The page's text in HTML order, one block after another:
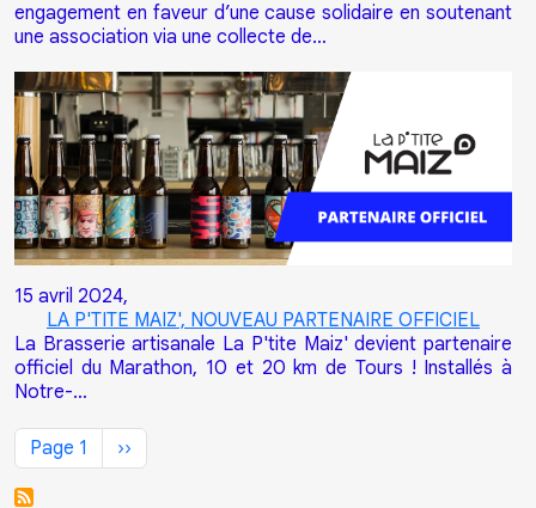
engagement en faveur d’une cause solidaire en soutenant
une association via une collecte de…
15 avril 2024,
LA P'TITE MAIZ', NOUVEAU PARTENAIRE OFFICIEL
La Brasserie artisanale La P'tite Maiz' devient partenaire
officiel du Marathon, 10 et 20 km de Tours ! Installés à
Notre-…
Pagination
Page 1 Page suivante
››